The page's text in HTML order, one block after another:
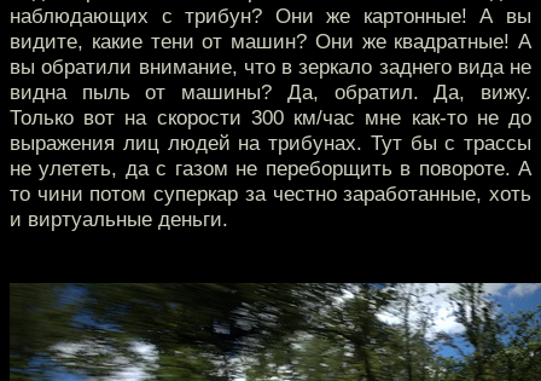
наблюдающих с трибун? Они же картонные! А вы
видите, какие тени от машин? Они же квадратные! А
вы обратили внимание, что в зеркало заднего вида не
видна пыль от машины? Да, обратил. Да, вижу.
Только вот на скорости 300 км/час мне как-то не до
выражения лиц людей на трибунах. Тут бы с трассы
не улететь, да с газом не переборщить в повороте. А
то чини потом суперкар за честно заработанные, хоть
и виртуальные деньги.